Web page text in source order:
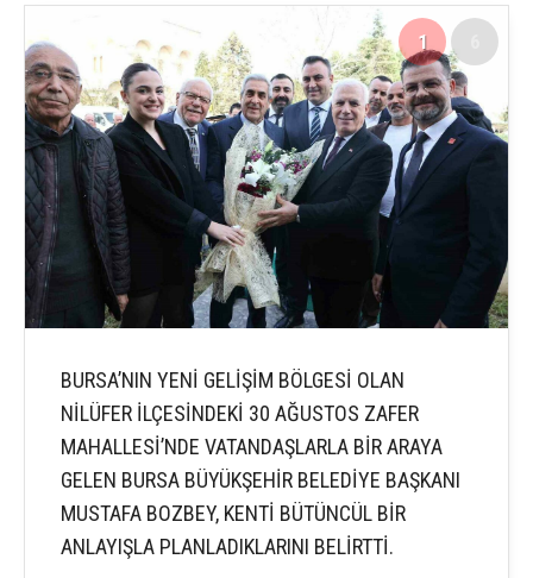
1
BURSA’NIN YENİ GELİŞİM BÖLGESİ OLAN
NİLÜFER İLÇESİNDEKİ 30 AĞUSTOS ZAFER
MAHALLESİ’NDE VATANDAŞLARLA BİR ARAYA
GELEN BURSA BÜYÜKŞEHİR BELEDİYE BAŞKANI
MUSTAFA BOZBEY, KENTİ BÜTÜNCÜL BİR
ANLAYIŞLA PLANLADIKLARINI BELİRTTİ.